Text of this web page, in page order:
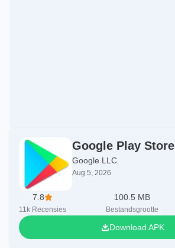
Google Play Store
Google LLC
Aug 5, 2026
7.8
11k Recensies
100.5 MB
Bestandsgrootte
Download APK